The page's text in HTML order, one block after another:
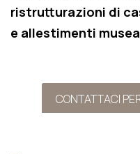
ristrutturazioni di
e allestimenti
CONTATTACI